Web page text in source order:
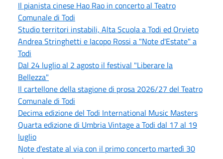
Il pianista cinese Hao Rao in concerto al Teatro
Comunale di Todi
Studio territori instabili, Alta Scuola a Todi ed Orvieto
Andrea Stringhetti e Iacopo Rossi a "Note d'Estate" a
Todi
Dal 24 luglio al 2 agosto il festival "Liberare la
Bellezza"
Il cartellone della stagione di prosa 2026/27 del Teatro
Comunale di Todi
Decima edizione del Todi International Music Masters
Quarta edizione di Umbria Vintage a Todi dal 17 al 19
luglio
Note d'estate al via con il primo concerto martedì 30